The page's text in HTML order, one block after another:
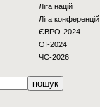
Ліга націй
Ліга конференцій
ЄВРО-2024
OI-2024
ЧС-2026